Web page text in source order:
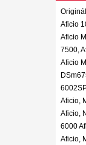
Aficio
Aficio
7500,
Aficio
Aficio,
Aficio,
6000
Aficio,